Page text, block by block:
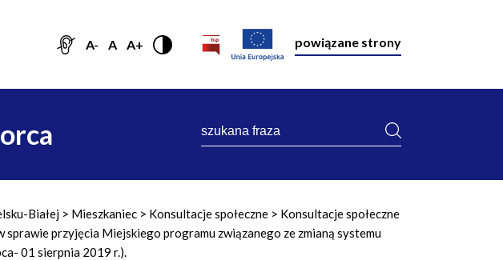
A- A A+ powiązane strony
szukana
Białej Mieszkaniec Konsultacje społeczne
Konsultacje społeczne
sprawie przyjęcia Miejskiego programu związanego ze zmianą systemu
01 sierpnia 2019 r.).